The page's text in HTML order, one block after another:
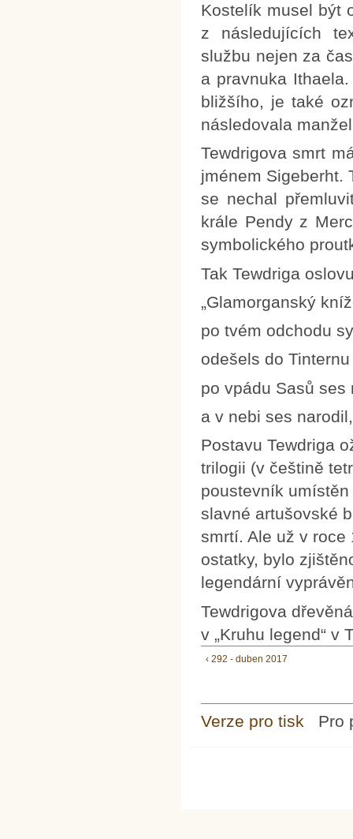
Kostelík musel být
z následujících
službu nejen za
a pravnuka
bližšího, je také
následovala
Tewdrigova smrt
jménem Sigeberht.
se nechal
krále Pendy z
symbolického
Tak Tewdriga
„Glamorganský
po tvém odchodu
odešels do
po vpádu Sasů ses
a v nebi ses
Postavu Tewdriga
trilogii (v češtině
poustevník
slavné artušovské
smrtí. Ale už v roce
ostatky, bylo
legendární
Tewdrigova
v „Kruhu legend“ v
‹ 292 - duben 2017
Verze pro tisk Pro